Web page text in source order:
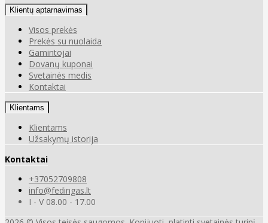
Klientų aptarnavimas
Visos prekės
Prekės su nuolaida
Gamintojai
Dovanų kuponai
Svetainės medis
Kontaktai
Klientams
Klientams
Užsakymų istorija
Kontaktai
+37052709808
info@fedingas.lt
I - V 08.00 - 17.00